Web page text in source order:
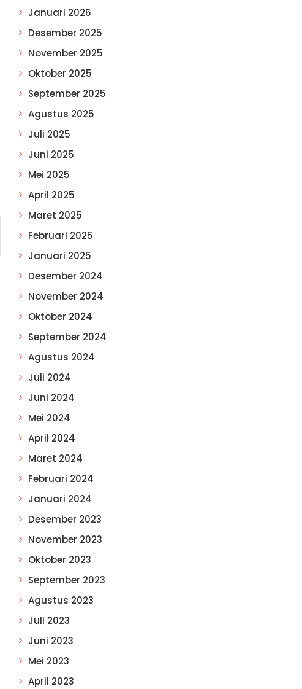
Januari 2026
Desember 2025
November 2025
Oktober 2025
September 2025
Agustus 2025
Juli 2025
Juni 2025
Mei 2025
April 2025
Maret 2025
Februari 2025
Januari 2025
Desember 2024
November 2024
Oktober 2024
September 2024
Agustus 2024
Juli 2024
Juni 2024
Mei 2024
April 2024
Maret 2024
Februari 2024
Januari 2024
Desember 2023
November 2023
Oktober 2023
September 2023
Agustus 2023
Juli 2023
Juni 2023
Mei 2023
April 2023